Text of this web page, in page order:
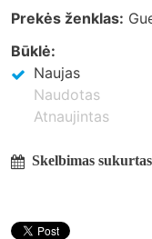
Prekės ženklas:
Būklė:
Naujas
Naudotas
Atnaujintas
Skelbimas